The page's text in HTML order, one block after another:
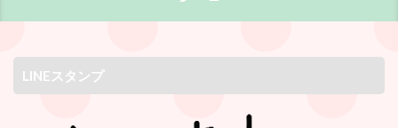
LINEスタンプ